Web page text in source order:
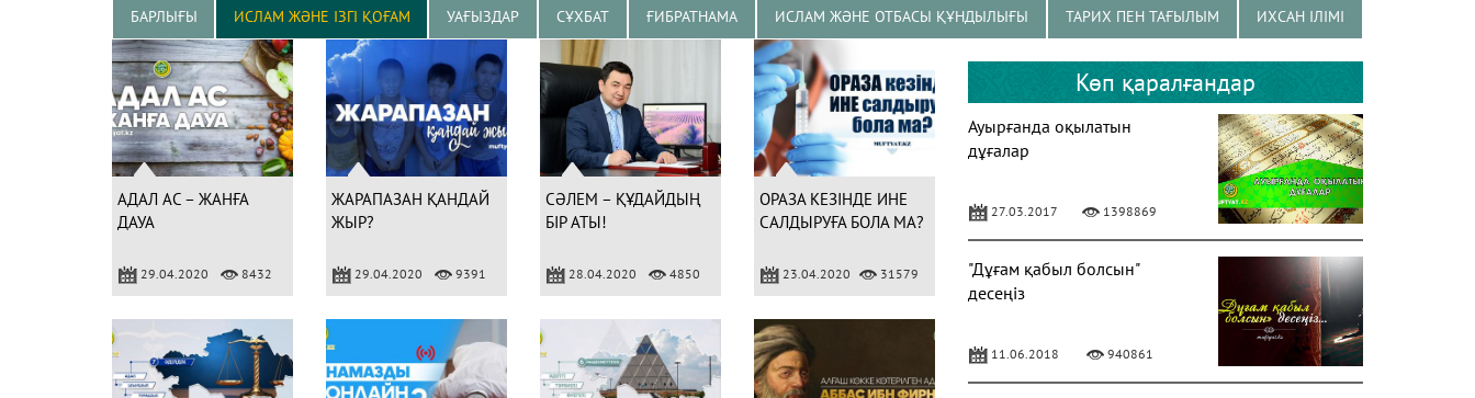
БАРЛЫҒЫ ИСЛАМ ЖӘНЕ ІЗГІ ҚОҒАМ УАҒЫЗДАР СҰХБАТ ҒИБРАТНАМА ИСЛАМ ЖӘНЕ ОТБАСЫ ҚҰНДЫЛЫҒЫ ТАРИХ ПЕН ТАҒЫЛЫМ ИХСАН ІЛІМІ
АДАЛ АС – ЖАНҒА
ДАУА
29.04.2020 8432
ЖАРАПАЗАН ҚАНДАЙ
ЖЫР?
29.04.2020 9391
СӘЛЕМ – ҚҰДАЙДЫҢ
БІР АТЫ!
28.04.2020 4850
ОРАЗА КЕЗІНДЕ ИНЕ
САЛДЫРУҒА БОЛА МА?
23.04.2020 31579
Көп қаралғандар
Ауырғанда оқылатын
дұғалар
27.03.2017 1398869
"Дұғам қабыл болсын"
десеңіз
11.06.2018 940861